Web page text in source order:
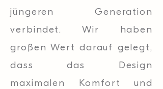
jüngeren Generation
verbindet. Wir haben
großen Wert darauf gelegt,
dass das Design
maximalen Komfort und